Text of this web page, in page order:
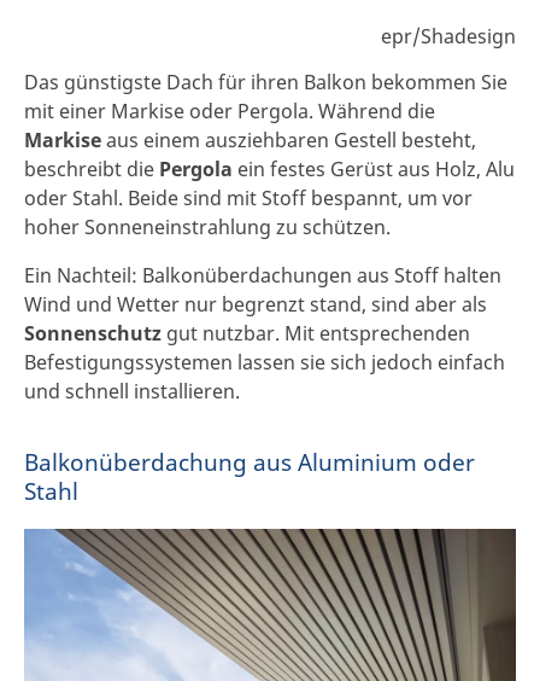
epr/Shadesign
Das günstigste Dach für ihren Balkon bekommen Sie
mit einer Markise oder Pergola. Während die
Markiseaus einem ausziehbaren Gestell besteht,
beschreibt die Pergola ein festes Gerüst aus Holz, Alu
oder Stahl. Beide sind mit Stoff bespannt, um vor
hoher Sonneneinstrahlung zu schützen.
Ein Nachteil: Balkonüberdachungen aus Stoff halten
Wind und Wetter nur begrenzt stand, sind aber als
Sonnenschutz gut nutzbar. Mit entsprechenden
Befestigungssystemen lassen sie sich jedoch einfach
und schnell installieren.
Balkonüberdachung aus Aluminium oder
Stahl